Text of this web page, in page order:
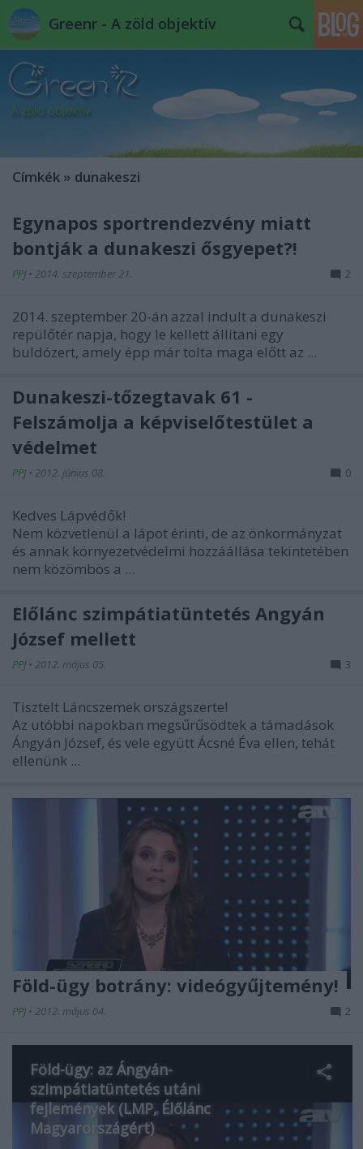
Greenr - A zöld objektív
Címkék » dunakeszi
Egynapos sportrendezvény miatt
bontják a dunakeszi ősgyepet?!
PPJ • 2014. szeptember 21. 2
2014. szeptember 20-án azzal indult a dunakeszi
repülőtér napja, hogy le kellett állítani egy
buldózert, amely épp már tolta maga előtt az ...
Dunakeszi-tőzegtavak 61 -
Felszámolja a képviselőtestület a
védelmet
PPJ • 2012. június 08. 0
Kedves Lápvédők!
Nem közvetlenül a lápot érinti, de az önkormányzat
és annak környezetvédelmi hozzáállása tekintetében
nem közömbös a ...
Élőlánc szimpátiatüntetés Ángyán
József mellett
PPJ • 2012. május 05. 3
Tisztelt Láncszemek országszerte!
Az utóbbi napokban megsűrűsödtek a támadások
Ángyán József, és vele együtt Ácsné Éva ellen, tehát
ellenünk ...
Föld-ügy botrány: videógyűjtemény!
PPJ • 2012. május 04. 2